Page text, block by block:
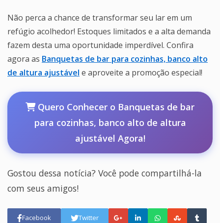
Não perca a chance de transformar seu lar em um
refúgio acolhedor! Estoques limitados e a alta demanda
fazem desta uma oportunidade imperdível. Confira
agora as Banquetas de bar para cozinhas, banco alto
de altura ajustável e aproveite a promoção especial!
Quero Conhecer o Banquetas de bar
para cozinhas, banco alto de altura
ajustável Agora!
Gostou dessa notícia? Você pode compartilhá-la
com seus amigos!
Facebook Twitter